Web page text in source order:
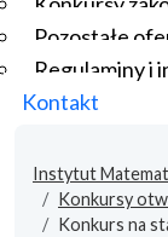
Pozostałe
Regulaminy i
Kontakt
Instytut
Konkursy
Konkurs na